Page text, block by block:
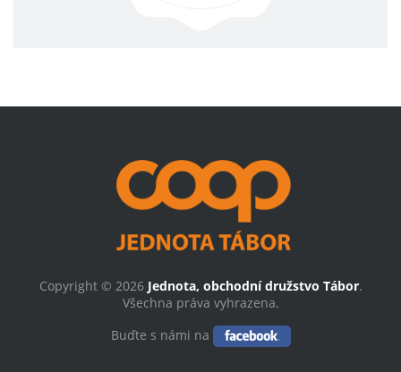
Copyright © 2026 Jednota, obchodní družstvo Tábor.
Všechna práva vyhrazena.
Buďte s námi na